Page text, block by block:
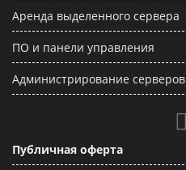
Аренда выделенного сервера
ПО и панели управления
Администрирование серверов
Публичная оферта